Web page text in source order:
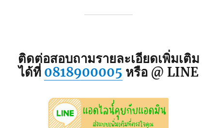
ติดต่อสอบถามรายละเอียดเพิ่มเติม
ได้ที่ 0818900005 หรือ @ LINE